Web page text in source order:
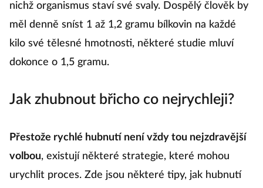
nichž organismus staví své svaly. Dospělý člověk by
měl denně sníst 1 až 1,2 gramu bílkovin na každé
kilo své tělesné hmotnosti, některé studie mluví
dokonce o 1,5 gramu.
Jak zhubnout břicho co nejrychleji?
Přestože rychlé hubnutí není vždy tou nejzdravější
volbou, existují některé strategie, které mohou
urychlit proces. Zde jsou některé tipy, jak hubnutí